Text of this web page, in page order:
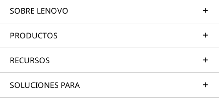
SOBRE LENOVO
PRODUCTOS
RECURSOS
SOLUCIONES PARA